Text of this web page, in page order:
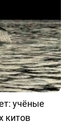
учёные
китов